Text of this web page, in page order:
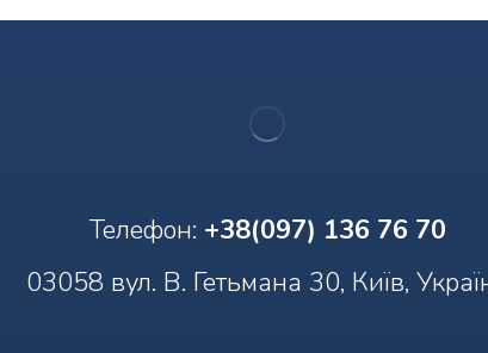
Телефон: +38(097) 136 76 70
03058 вул. В. Гетьмана 30, Київ,